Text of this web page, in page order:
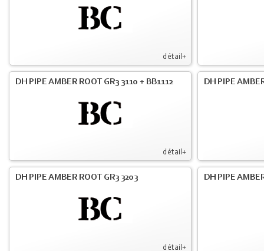
détail+
détail+
DH PIPE AMBER ROOT GR3 3110 + BB1112 DH PIPE
détail+
DH PIPE AMBER ROOT GR3 3203 DH PIPE